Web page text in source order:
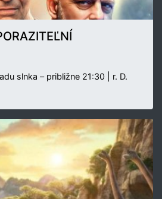
slnka – približne 21:30 | r. D.